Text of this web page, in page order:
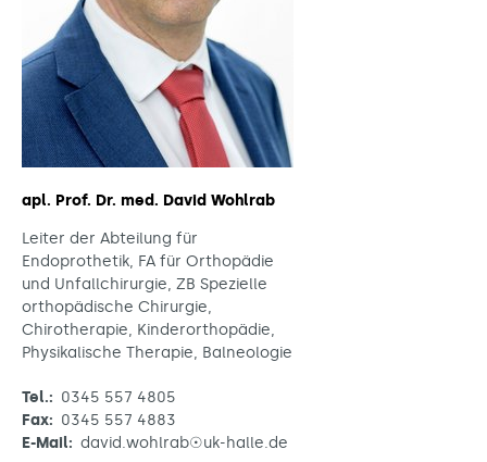
apl. Prof. Dr. med. David Wohlrab
Leiter der Abteilung für
Endoprothetik, FA für Orthopädie
und Unfallchirurgie, ZB Spezielle
orthopädische Chirurgie,
Chirotherapie, Kinderorthopädie,
Physikalische Therapie, Balneologie
Tel.: 0345 557 4805
Fax: 0345 557 4883
E-Mail: david.wohlrab☉uk-halle.de